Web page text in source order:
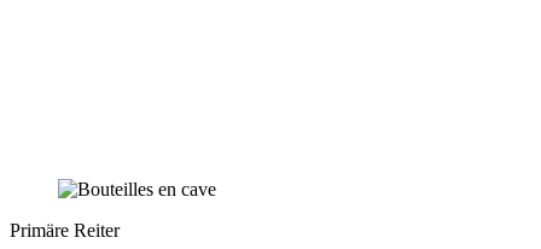
Primäre Reiter